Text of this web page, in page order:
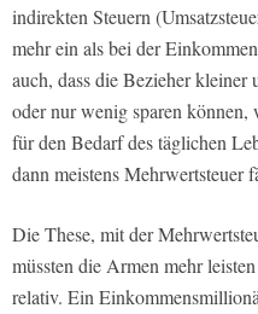
indirekten Steuern
mehr ein als bei der
auch, dass die Bezieher
oder nur wenig sparen
für den Bedarf des täglichen
dann meistens Mehrwertsteuer
Die These, mit der
müssten die Armen mehr
relativ. Ein